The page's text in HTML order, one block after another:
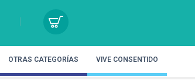
OTRAS CATEGORÍAS VIVE CONSENTIDO